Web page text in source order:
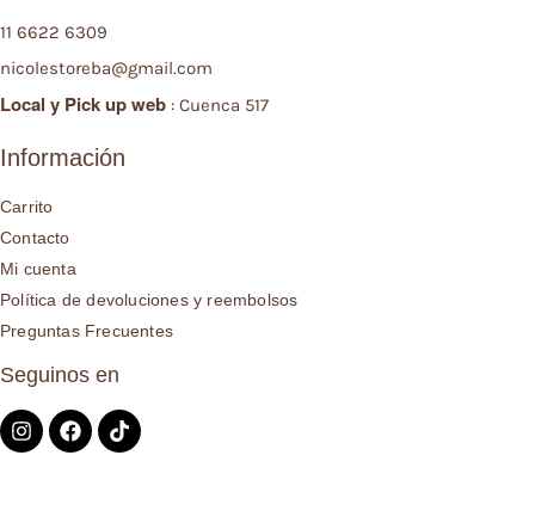
11 6622 6309
nicolestoreba@gmail.com
Local y Pick up web : Cuenca 517
Información
Carrito
Contacto
Mi cuenta
Política de devoluciones y reembolsos
Preguntas Frecuentes
Seguinos en